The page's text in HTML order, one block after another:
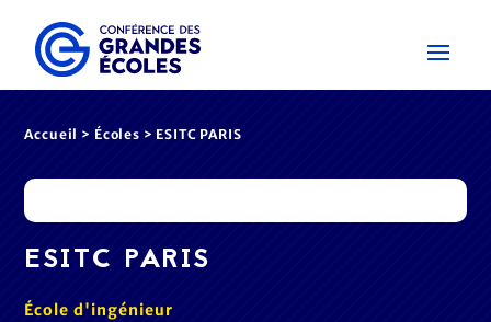
Accueil > Écoles > ESITC PARIS
ESITC PARIS
École d'ingénieur